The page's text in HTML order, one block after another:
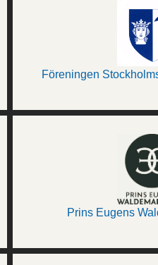
Föreningen
Prins Eugens